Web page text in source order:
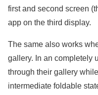
first and second screen
app on the third display.
The same also works
gallery. In an completely
through their gallery
intermediate foldable